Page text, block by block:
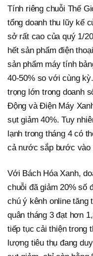
Tính riêng chuỗi Thế
tổng doanh thu lũy kế
sở rất cao của quý 1/
hết sản phẩm điện
sản phẩm máy tính
40-50% so với cùng
trọng lớn trong doanh
Động và Điện Máy
sụt giảm 40%. Tuy
lạnh trong tháng 4 có
cả nước sắp bước vào
Với Bách Hóa Xanh,
chuỗi đã giảm 20% số
chú ý kênh online tăng
quân tháng 3 đạt hơn
tiếp tục cải thiện trong
lượng tiêu thụ đang